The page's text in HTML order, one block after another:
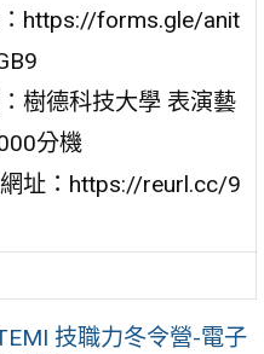
https://forms.gle/anit
樹德科技大學 表演藝
分機
址：https://reurl.cc/9
TEMI 技職力冬令營-電子